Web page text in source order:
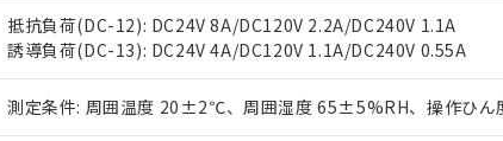
抵抗負荷(DC-12): DC24V 8A/DC120V 2.2A/DC240V 1.1A
誘導負荷(DC-13): DC24V 4A/DC120V 1.1A/DC240V 0.55A
測定条件: 周囲温度 20±2℃、周囲湿度 65±5%RH、操作ひ
す。
マイパーツ機能（部品リスト作成サービス）をご利用
ている必要があります。
が、当社の製品・サービスに関するお客様との取引・
※3 非含有証明書ダウンロード
「ｅ」：有害物質（10物質）のすべてが基準値以下であるこ
「10」：通常の使用状況下において有害物質が外部に漏え
味します。
「－」：未確認です。当社販売部門へお問い合わせください
機器販売店・当社販売員にご確認ください)
空
白
受注生産機種、また在庫状況の情報を公開してい